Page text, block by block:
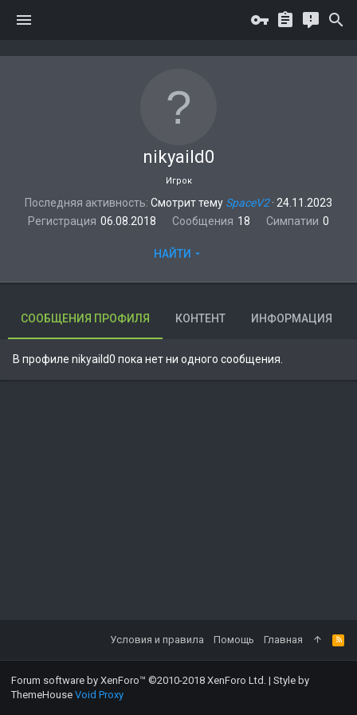
nikyaild0
Игрок
Последняя активность Смотрит тему SpaceV2 · 24.11.2023
Регистрация 06.08.2018 Сообщения 18 Симпатии 0
НАЙТИ
СООБЩЕНИЯ ПРОФИЛЯ КОНТЕНТ ИНФОРМАЦИЯ
В профиле nikyaild0 пока нет ни одного сообщения.
Условия и правила Помощь Главная
Forum software by XenForo™ ©2010-2018 XenForo Ltd. | Style by
ThemeHouse Void Proxy